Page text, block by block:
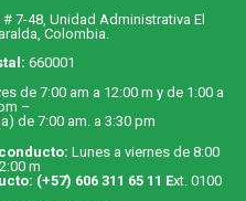
7-48, Unidad Administrativa El
Colombia.
660001
de 7:00 am a 12:00 m y de 1:00 a
–
de 7:00 am. a 3:30 pm
Lunes a viernes de 8:00
m
(+57) 606 311 65 11 Ext. 0100